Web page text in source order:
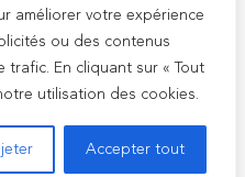
améliorer votre expérience
ou des contenus
trafic. En cliquant sur « Tout
utilisation des cookies.
Accepter tout
légales
nous